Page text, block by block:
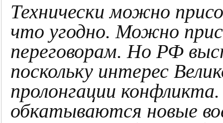
Технически можно
что угодно. Можно
переговорам. Но РФ
поскольку интерес
пролонгации
обкатываются новые